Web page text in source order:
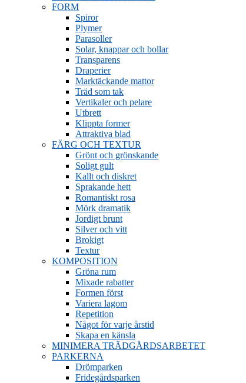
FORM
Spiror
Plymer
Parasoller
Solar, knappar och bollar
Transparens
Draperier
Marktäckande mattor
Träd som tak
Vertikaler och pelare
Utbrett
Klippta former
Attraktiva blad
FÄRG OCH TEXTUR
Grönt och grönskande
Soligt gult
Kallt och diskret
Sprakande hett
Romantiskt rosa
Mörk dramatik
Jordigt brunt
Silver och vitt
Brokigt
Textur
KOMPOSITION
Gröna rum
Mixade rabatter
Formen först
Variera lagom
Repetition
Något för varje årstid
Skapa en känsla
MINIMERA TRÄDGÅRDSARBETET
PARKERNA
Drömparken
Fridegårdsparken